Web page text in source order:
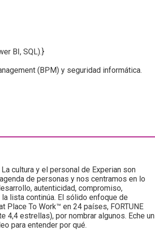
BI, SQL).}
(BPM) y seguridad informática.
cultura y el personal de Experian son
de personas y nos centramos en lo
autenticidad, compromiso,
lista continúa. El sólido enfoque de
Place To Work™ en 24 países, FORTUNE
estrellas), por nombrar algunos. Eche un
para entender por qué.